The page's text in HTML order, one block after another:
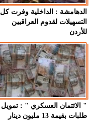
الدهامشة : الداخلية وفرت كل
التسهيلات لقدوم العراقيين
للأردن
" الائتمان العسكري " : تمويل
طلبات بقيمة 13 مليون دينار